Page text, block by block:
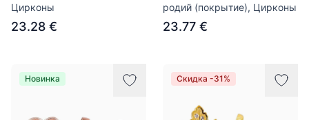
Цирконы
23.28 €
родий (покрытие), Цирконы
23.77 €
Новинка Скидка -31%